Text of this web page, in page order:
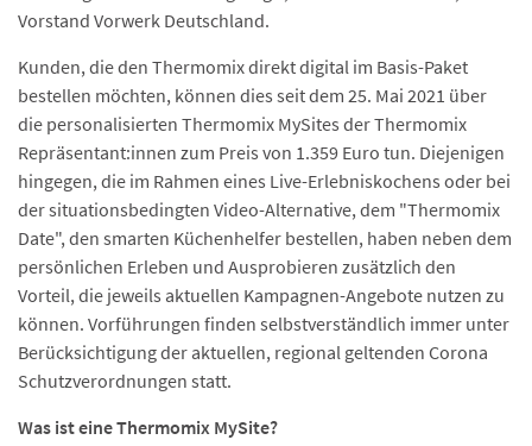
Vorstand Vorwerk Deutschland.
Kunden, die den Thermomix direkt digital im Basis-Paket
bestellen möchten, können dies seit dem 25. Mai 2021 über
die personalisierten Thermomix MySites der Thermomix
Repräsentant:innen zum Preis von 1.359 Euro tun. Diejenigen
hingegen, die im Rahmen eines Live-Erlebniskochens oder bei
der situationsbedingten Video-Alternative, dem "Thermomix
Date", den smarten Küchenhelfer bestellen, haben neben dem
persönlichen Erleben und Ausprobieren zusätzlich den
Vorteil, die jeweils aktuellen Kampagnen-Angebote nutzen zu
können. Vorführungen finden selbstverständlich immer unter
Berücksichtigung der aktuellen, regional geltenden Corona
Schutzverordnungen statt.
Was ist eine Thermomix MySite?